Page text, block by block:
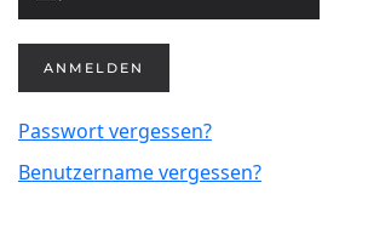
ANMELDEN
Passwort vergessen?
Benutzername vergessen?